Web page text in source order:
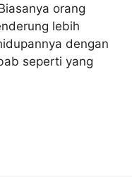
orang
lebih
dengan
seperti yang